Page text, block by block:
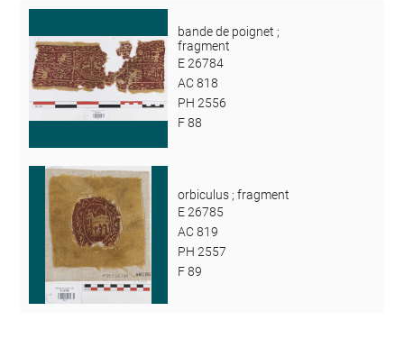
bande de poignet ;
fragment
E 26784
AC 818
PH 2556
F 88
orbiculus ; fragment
E 26785
AC 819
PH 2557
F 89